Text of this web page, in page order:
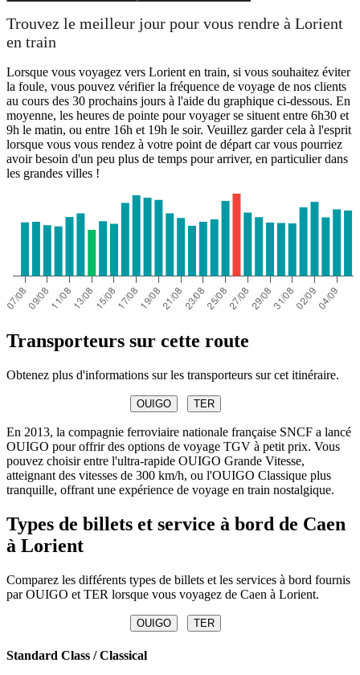
Trouvez le meilleur jour pour vous rendre à Lorient
en train
Lorsque vous voyagez vers Lorient en train, si vous souhaitez éviter
la foule, vous pouvez vérifier la fréquence de voyage de nos clients
au cours des 30 prochains jours à l'aide du graphique ci-dessous. En
moyenne, les heures de pointe pour voyager se situent entre 6h30 et
9h le matin, ou entre 16h et 19h le soir. Veuillez garder cela à l'esprit
lorsque vous vous rendez à votre point de départ car vous pourriez
avoir besoin d'un peu plus de temps pour arriver, en particulier dans
les grandes villes !
Transporteurs sur cette route
Obtenez plus d'informations sur les transporteurs sur cet itinéraire.
OUIGO TER
En 2013, la compagnie ferroviaire nationale française SNCF a lancé
OUIGO pour offrir des options de voyage TGV à petit prix. Vous
pouvez choisir entre l'ultra-rapide OUIGO Grande Vitesse,
atteignant des vitesses de 300 km/h, ou l'OUIGO Classique plus
tranquille, offrant une expérience de voyage en train nostalgique.
Types de billets et service à bord de Caen
à Lorient
Comparez les différents types de billets et les services à bord fournis
par OUIGO et TER lorsque vous voyagez de Caen à Lorient.
OUIGO TER
Standard Class / Classical